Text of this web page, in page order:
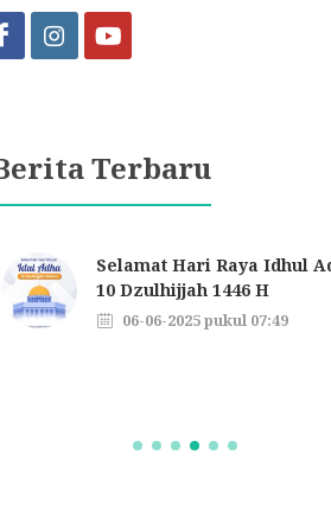
Terbaru
Marahaban Yaa Ramadhan
1446 H
01-03-2025 pukul 02:54